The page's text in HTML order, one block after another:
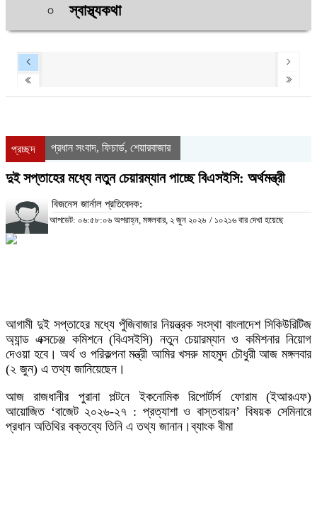
স্বাস্থ্যকথা
প্রচ্ছদ প্রধান সংবাদ, ফিচার্ড, শেয়ারবাজার
দুই সপ্তাহের মধ্যে নতুন চেয়ারম্যান পাচ্ছে বিএসইসি: অর্থমন্ত্রী
বিজনেস জার্নাল প্রতিবেদক:
আপডেট: ০৬:৫৮:০৬ অপরাহ্ন, মঙ্গলবার, ২ জুন ২০২৬ / ১০২১৬ বার দেখা হয়েছে
আগামী দুই সপ্তাহের মধ্যে পুঁজিবাজার নিয়ন্ত্রক সংস্থা বাংলাদেশ সিকিউরিটিজ
অ্যান্ড এক্সচেঞ্জ কমিশনে (বিএসইসি) নতুন চেয়ারম্যান ও কমিশনার নিয়োগ
দেওয়া হবে। অর্থ ও পরিকল্পনা মন্ত্রী আমির খসরু মাহমুদ চৌধুরী আজ মঙ্গলবার
(২ জুন) এ তথ্য জানিয়েছেন।
আজ রাজধানীর পুরানা পল্টনে ইকনোমিক রিপোর্টার্স ফোরাম (ইআরএফ)
আয়োজিত ‘বাজেট ২০২৬-২৭ : প্রত্যাশা ও বাস্তবায়ন’ বিষয়ক সেমিনারে
প্রধান অতিথির বক্তব্যে তিনি এ তথ্য জানান।ব্যাংক বীমা